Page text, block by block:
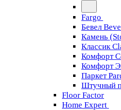
Fargo
Бевел
Камень
Классик
Комфорт
Комфорт
Паркет
Штучный
Floor Factor
Home Expert